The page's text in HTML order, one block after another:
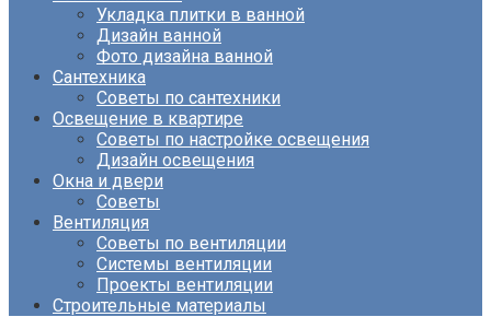
Укладка плитки в ванной
Дизайн ванной
Фото дизайна ванной
Сантехника
Советы по сантехники
Освещение в квартире
Советы по настройке освещения
Дизайн освещения
Окна и двери
Советы
Вентиляция
Советы по вентиляции
Системы вентиляции
Проекты вентиляции
Строительные материалы